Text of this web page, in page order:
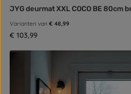
JYG deurmat XXL COCO BE 80cm
Varianten van € 48,99
Normale prijs:
€ 103,99